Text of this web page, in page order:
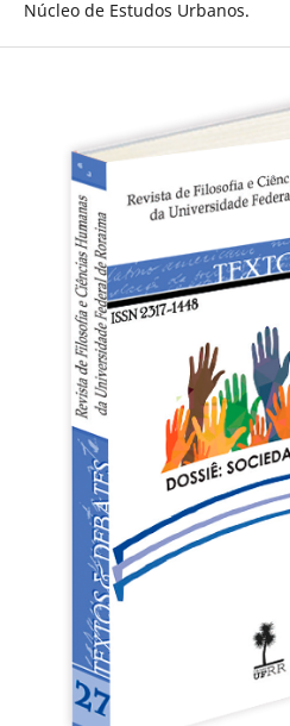
Núcleo de Estudos Urbanos.